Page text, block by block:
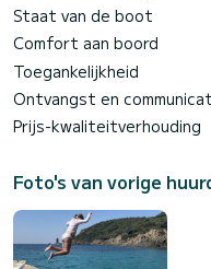
Staat van de boot
Comfort aan boord
Toegankelijkheid
Ontvangst en
Prijs-kwaliteitverhouding
Foto's van vorige